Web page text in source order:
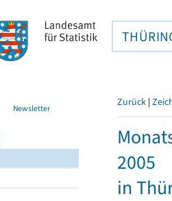
Newsletter Zurück |
2005
in